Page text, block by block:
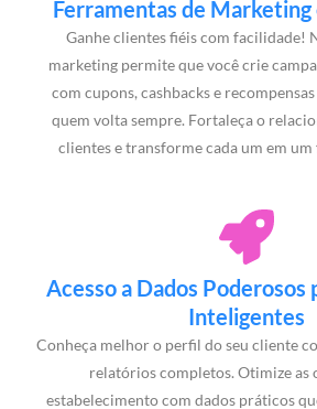
Ferramentas de Marketing
Ganhe clientes fiéis com facilidade!
marketing permite que você crie
com cupons, cashbacks e
quem volta sempre. Fortaleça o
clientes e transforme cada um em um
Acesso a Dados Poderosos
Inteligentes
Conheça melhor o perfil do seu cliente
relatórios completos. Otimize as
estabelecimento com dados práticos